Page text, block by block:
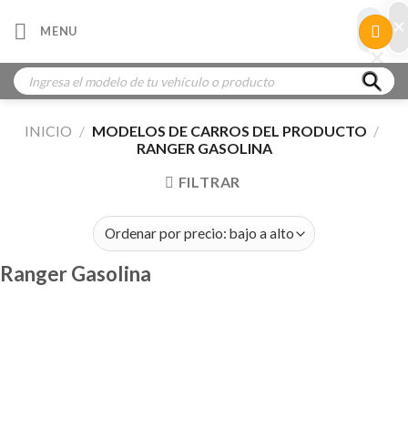
MENU
Búsqueda
de
productos
INICIO / MODELOS DE CARROS DEL PRODUCTO /
RANGER GASOLINA
FILTRAR
Ranger Gasolina
×
×
×
×